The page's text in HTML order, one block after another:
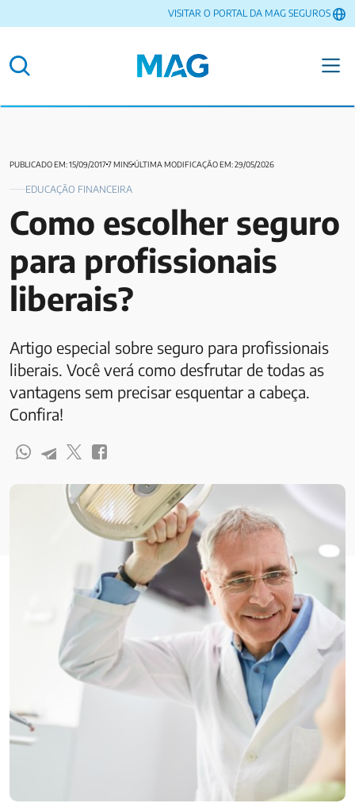
VISITAR O PORTAL DA MAG SEGUROS
PUBLICADO EM: 15/09/20177 MINSÚLTIMA MODIFICAÇÃO EM: 29/05/2026
EDUCAÇÃO FINANCEIRA
Como escolher seguro
para profissionais
liberais?
Artigo especial sobre seguro para profissionais
liberais. Você verá como desfrutar de todas as
vantagens sem precisar esquentar a cabeça.
Confira!